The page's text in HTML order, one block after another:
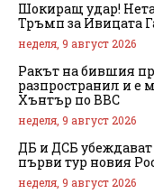
Шокиращ удар!
Тръмп за Ивицата
неделя, 9 август 2026
Ракът на бившия
разпространил и е
Хънтър по BBC
неделя, 9 август 2026
ДБ и ДСБ
първи тур новия
неделя, 9 август 2026